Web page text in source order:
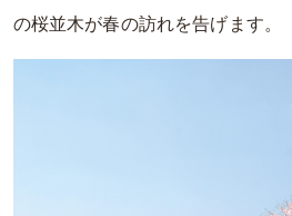
の桜並木が春の訪れを告げます。